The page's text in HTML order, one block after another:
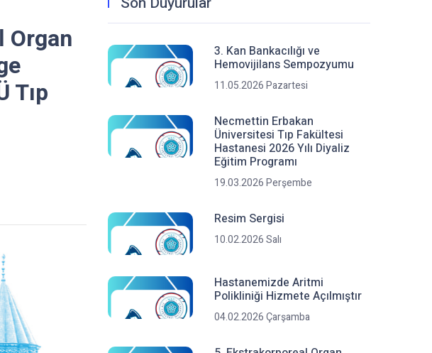
Organ
Tıp
3. Kan Bankacılığı ve
Hemovijilans Sempozyumu
11.05.2026 Pazartesi
Necmettin Erbakan
Üniversitesi Tıp Fakültesi
Hastanesi 2026 Yılı Diyaliz
Eğitim Programı
19.03.2026 Perşembe
Resim Sergisi
10.02.2026 Salı
Hastanemizde Aritmi
Polikliniği Hizmete Açılmıştır
04.02.2026 Çarşamba